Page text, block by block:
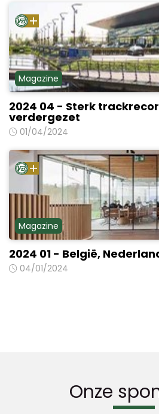
Magazine
2024 04 - Sterk
verdergezet
01/04/2024
Magazine
2024 01 - België,
04/01/2024
Onze